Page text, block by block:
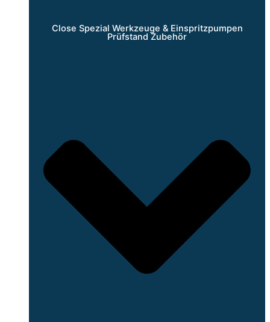
Close Spezial Werkzeuge & Einspritzpumpen
Prüfstand Zubehör